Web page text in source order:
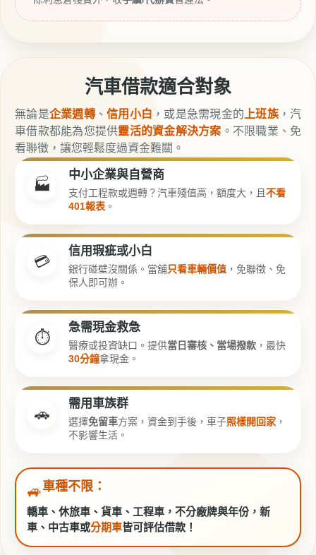
汽車借款適合對象
無論是企業週轉、 信用小白 ，或是急需現金的 上班族，汽
車借款都能為您提供靈活的資金解決方案 。不限職業、免
看聯徵，讓您輕鬆度過資金難關。
🏭
中小企業與自營商
支付工程款或週轉？汽車殘值高，額度大，且 不看
401報表 。
💳
信用瑕疵或小白
銀行碰壁沒關係。當舖只看車輛價值 ，免聯徵、免
保人即可辦。
⏱️
急需現金救急
醫療或投資缺口。提供當日審核、當場撥款 ，最快
30分鐘拿現金。
🚗
需用車族群
選擇免留車方案，資金到手後，車子照樣開回家 ，
不影響生活。
🚙車種不限：
轎車、休旅車、貨車、工程車，不分廠牌與年份，新
車、中古車或分期車皆可評估借款！